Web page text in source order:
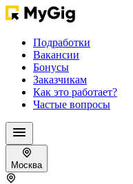
Подработки
Вакансии
Бонусы
Заказчикам
Как это работает?
Частые вопросы
Москва